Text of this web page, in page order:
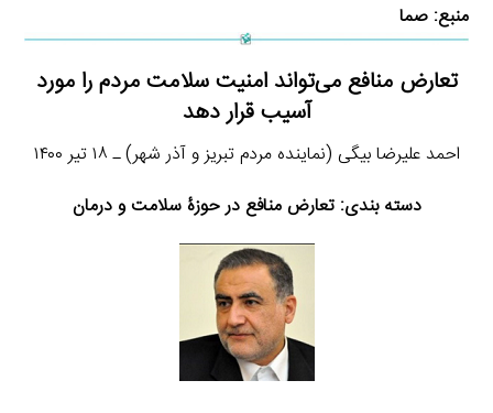
منبع:صما
تعارض منافع می‌تواند امنیت سلامت مردم را مورد
آسیب قرار دهد
احمد علیرضا بیگی (نماینده مردم تبریز و آذر شهر) ـ ۱۸ تیر ۱۴۰۰
دسته بندی: تعارض منافع در حوزۀ سلامت و درمان